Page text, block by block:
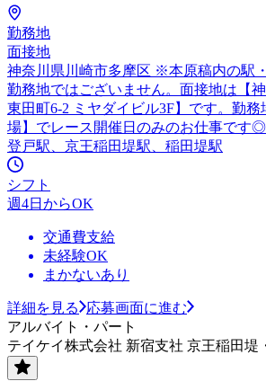
勤務地
面接地
神奈川県川崎市多摩区 ※本原稿内の駅
勤務地ではございません。面接地は【
東田町6-2 ミヤダイビル3F】です。勤
場】でレース開催日のみのお仕事です
登戸駅、京王稲田堤駅、稲田堤駅
シフト
週4日からOK
交通費支給
未経験OK
まかないあり
詳細を見る
応募画面に進む
アルバイト・パート
テイケイ株式会社 新宿支社 京王稲田堤